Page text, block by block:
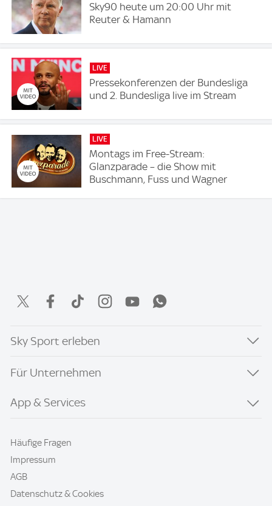
Sky90 heute um 20:00 Uhr mit
Reuter & Hamann
LIVE
Pressekonferenzen der Bundesliga
und 2. Bundesliga live im Stream
LIVE
Montags im Free-Stream:
Glanzparade – die Show mit
Buschmann, Fuss und Wagner
Sky Sport erleben
Für Unternehmen
App & Services
Häufige Fragen
Impressum
AGB
Datenschutz & Cookies